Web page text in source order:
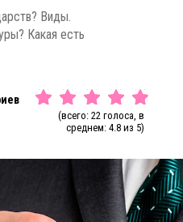
Виды.
Какая есть
(всего: 22 голоса, в
среднем: 4.8 из 5)